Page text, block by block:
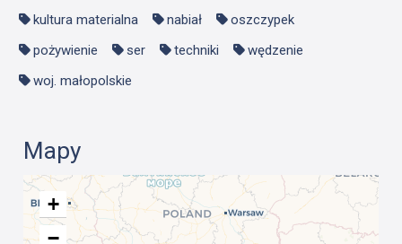
kultura materialna
nabiał
oszczypek
pożywienie
ser techniki
wędzenie
woj. małopolskie
Mapy
+
−